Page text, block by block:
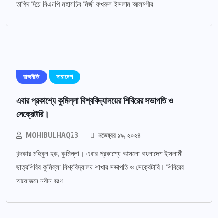
তাগিদ দিয়ে বিএনপি মহাসচিব মির্জা ফখরুল ইসলাম আলমগীর
রাজনীতি সারাদেশ
এবার প্রকাশ্যে কুমিল্লা বিশ্ববিদ্যালয়ের শিবিরের সভাপতি ও
সেক্রেটারি।
MOHIBULHAQ23 নভেম্বর ১৯, ২০২৪
খন্দকার মহিবুল হক, কুমিল্লা। এবার প্রকাশ্যে আসলো বাংলাদেশ ইসলামী
ছাত্রশিবির কুমিল্লা বিশ্ববিদ্যালয় শাখার সভাপতি ও সেক্রেটারি। শিবিরের
আয়োজনে নবীন বরণ